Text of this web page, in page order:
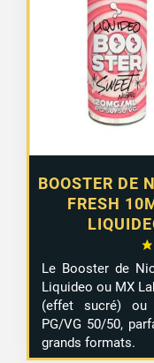
BOOSTER DE
FRESH
Le Booster de
Liquideo ou MX
(effet sucré) ou
PG/VG 50/50,
grands formats.